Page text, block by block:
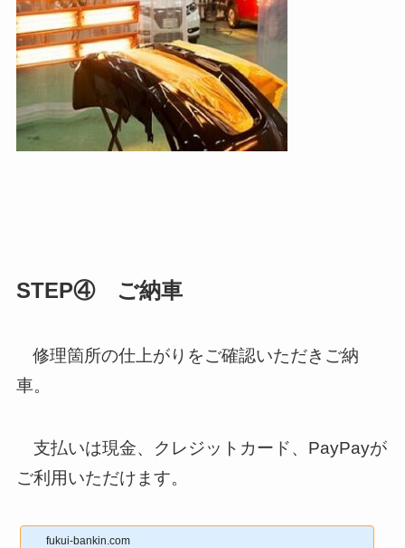
STEP④ ご納車
修理箇所の仕上がりをご確認いただきご納
車。
支払いは現金、クレジットカード、PayPayが
ご利用いただけます。
fukui-bankin.com